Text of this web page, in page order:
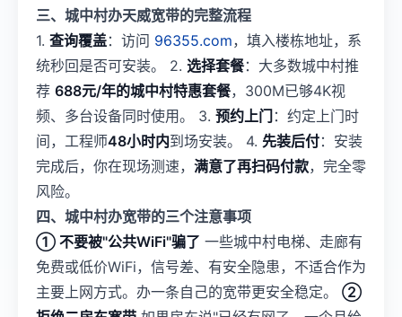
三、城中村办天威宽带的完整流程
1. 查询覆盖：访问 96355.com，填入楼栋地址，系
统秒回是否可安装。 2. 选择套餐：大多数城中村推
荐 688元/年的城中村特惠套餐，300M已够4K视
频、多台设备同时使用。 3. 预约上门 ：约定上门时
间，工程师48小时内到场安装。 4. 先装后付：安装
完成后，你在现场测速， 满意了再扫码付款，完全零
风险。
四、城中村办宽带的三个注意事项
① 不要被"公共WiFi"骗了 一些城中村电梯、走廊有
免费或低价WiFi，信号差、有安全隐患，不适合作为
主要上网方式。办一条自己的宽带更安全稳定。 ②